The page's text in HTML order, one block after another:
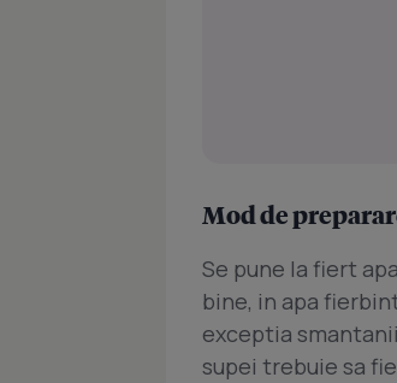
Mod de
Se pune la fiert
bine, in apa
exceptia
supei trebuie sa